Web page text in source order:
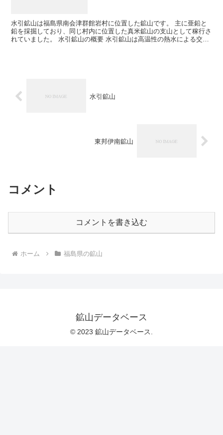
水引鉱山は福島県南会津群館岩村に位置した鉱山です。 主に亜鉛と
鉛を採掘しており、同じ村内に位置した真米鉱山の支山として稼行さ
れていました。 水引鉱山の概要 水引鉱山は高温性の熱水による交代
水引鉱山
東邦伊南鉱山
コメント
コメントを書き込む
ホーム 福島県の鉱山
鉱山データベース
© 2023 鉱山データベース.